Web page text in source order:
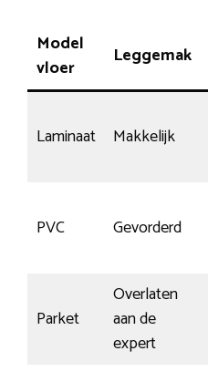
Model
vloer
Leggemak
Laminaat Makkelijk
PVC Gevorderd
Parket
Overlaten
aan de
expert